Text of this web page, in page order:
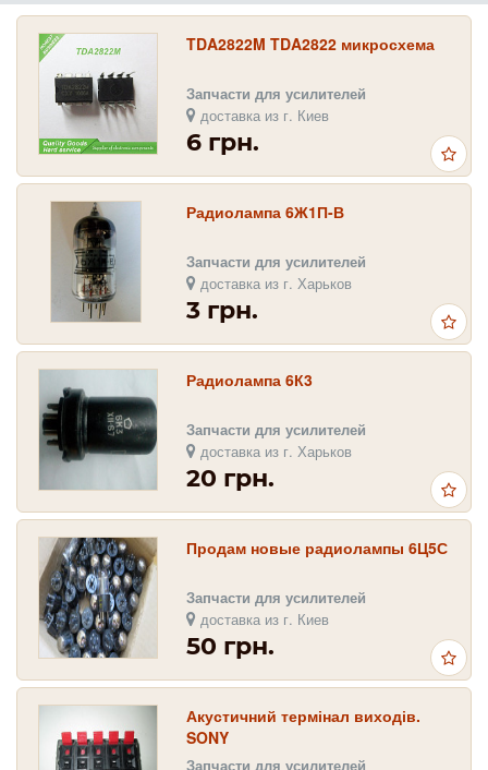
TDA2822M TDA2822 микросхема
Запчасти для усилителей
доставка из г. Киев
6 грн.
Радиолампа 6Ж1П-В
Запчасти для усилителей
доставка из г. Харьков
3 грн.
Радиолампа 6К3
Запчасти для усилителей
доставка из г. Харьков
20 грн.
Продам новые радиолампы 6Ц5С
Запчасти для усилителей
доставка из г. Киев
50 грн.
Акустичний термінал виходів.
SONY
Запчасти для усилителей